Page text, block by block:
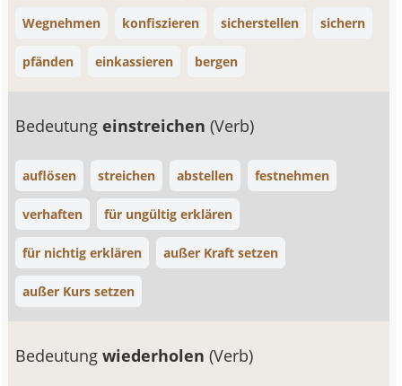
Wegnehmen konfiszieren sicherstellen sichern
pfänden einkassieren bergen
Bedeutungeinstreichen(Verb)
auflösen streichen abstellen festnehmen
verhaften für ungültig erklären
für nichtig erklären außer Kraft setzen
außer Kurs setzen
Bedeutungwiederholen(Verb)